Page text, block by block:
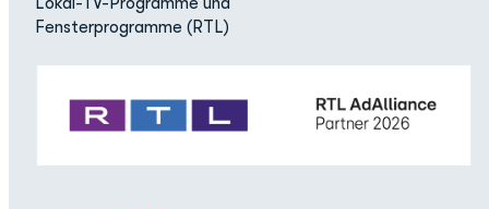
Fensterprogramme (RTL)